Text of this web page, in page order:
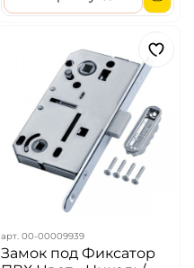
арт. 00-00009939
Замок под Фиксатор